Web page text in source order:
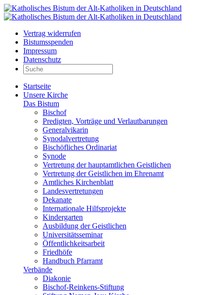
Vertrag widerrufen
Bistumsspenden
Impressum
Datenschutz
Startseite
Unsere Kirche
Das Bistum
Bischof
Predigten, Vorträge und Verlautbarungen
Generalvikarin
Synodalvertretung
Bischöfliches Ordinariat
Synode
Vertretung der hauptamtlichen Geistlichen
Vertretung der Geistlichen im Ehrenamt
Amtliches Kirchenblatt
Landesvertretungen
Dekanate
Internationale Hilfsprojekte
Kindergarten
Ausbildung der Geistlichen
Universitätsseminar
Öffentlichkeitsarbeit
Friedhöfe
Handbuch Pfarramt
Verbände
Diakonie
Bischof-Reinkens-Stiftung